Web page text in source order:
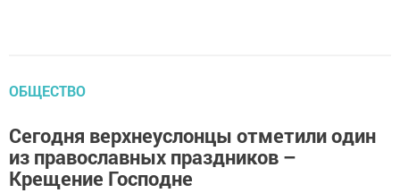
ОБЩЕСТВО
Сегодня верхнеуслонцы отметили один
из православных праздников –
Крещение Господне